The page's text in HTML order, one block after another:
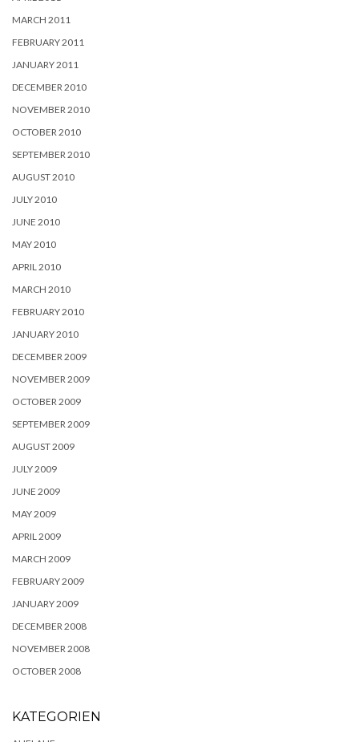
MARCH 2011
FEBRUARY 2011
JANUARY 2011
DECEMBER 2010
NOVEMBER 2010
OCTOBER 2010
SEPTEMBER 2010
AUGUST 2010
JULY 2010
JUNE 2010
MAY 2010
APRIL 2010
MARCH 2010
FEBRUARY 2010
JANUARY 2010
DECEMBER 2009
NOVEMBER 2009
OCTOBER 2009
SEPTEMBER 2009
AUGUST 2009
JULY 2009
JUNE 2009
MAY 2009
APRIL 2009
MARCH 2009
FEBRUARY 2009
JANUARY 2009
DECEMBER 2008
NOVEMBER 2008
OCTOBER 2008
KATEGORIEN